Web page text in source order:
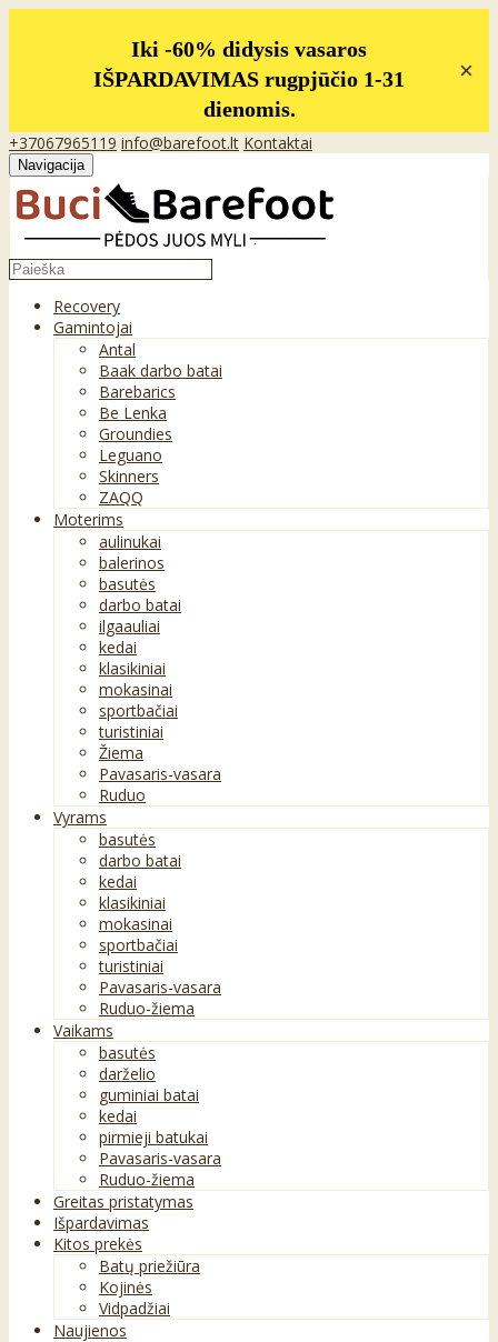
Iki -60% didysis vasaros
IŠPARDAVIMAS rugpjūčio 1-31
dienomis.
×
+37067965119 info@barefoot.lt Kontaktai
Navigacija
Recovery
Gamintojai
Antal
Baak darbo batai
Barebarics
Be Lenka
Groundies
Leguano
Skinners
ZAQQ
Moterims
aulinukai
balerinos
basutės
darbo batai
ilgaauliai
kedai
klasikiniai
mokasinai
sportbačiai
turistiniai
Žiema
Pavasaris-vasara
Ruduo
Vyrams
basutės
darbo batai
kedai
klasikiniai
mokasinai
sportbačiai
turistiniai
Pavasaris-vasara
Ruduo-žiema
Vaikams
basutės
darželio
guminiai batai
kedai
pirmieji batukai
Pavasaris-vasara
Ruduo-žiema
Greitas pristatymas
Išpardavimas
Kitos prekės
Batų priežiūra
Kojinės
Vidpadžiai
Naujienos